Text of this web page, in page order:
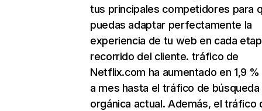
tus principales competidores para
puedas adaptar perfectamente la
experiencia de tu web en cada
recorrido del cliente. tráfico de
Netflix.com ha aumentado en 1,9
a mes hasta el tráfico de búsqueda
orgánica actual. Además, el tráfico